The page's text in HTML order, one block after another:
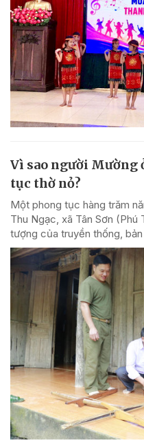
Vì sao người Mường
tục thờ nỏ?
Một phong tục hàng trăm
Thu Ngạc, xã Tân Sơn
tượng của truyền thống,